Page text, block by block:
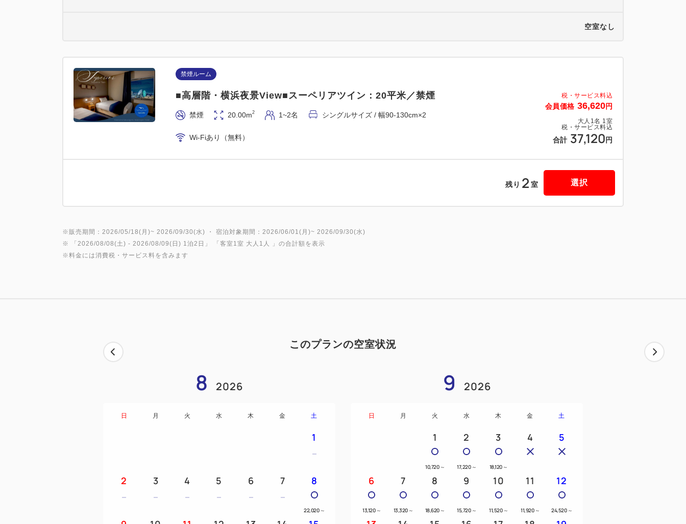
空室なし
税・サービス料込
会員価格 36,620円
大人 1名 1室
税・サービス料込
合計 37,120 円
禁煙ルーム
■高層階・横浜夜景View■スーペリアツイン：20平米／禁煙
禁煙 20.00m2 1~2名 シングルサイズ / 幅90-130cm×2
Wi-Fiあり（無料）
残り 2 室 選択
※販売期間：2026/05/18(月)~ 2026/09/30(水) ・ 宿泊対象期間：2026/06/01(月)~ 2026/09/30(水)
※ 「 2026/08/08(土) - 2026/08/09(日) 1泊2日 」 「 客室1室 大人1人
」の合計額を表示
※料金には消費税・サービス料を含みます
このプランの空室状況
8 2026
日 月 火 水 木 金 土
1
2 3 4 5 6 7 8
22,020 ～
9 2026
日 月 火 水 木 金 土
1
10,720 ～
2
17,220 ～
3
18,120 ～
4 5
6
13,120 ～
7
13,320 ～
8
18,620 ～
9
15,720 ～
10
11,520 ～
11
11,920 ～
12
24,520 ～